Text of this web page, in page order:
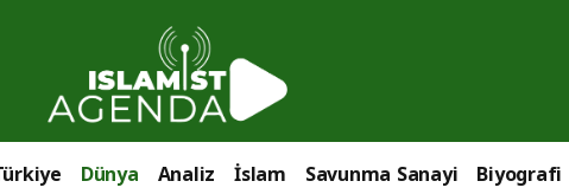
Dünya Analiz İslam Savunma Sanayi Biyografi